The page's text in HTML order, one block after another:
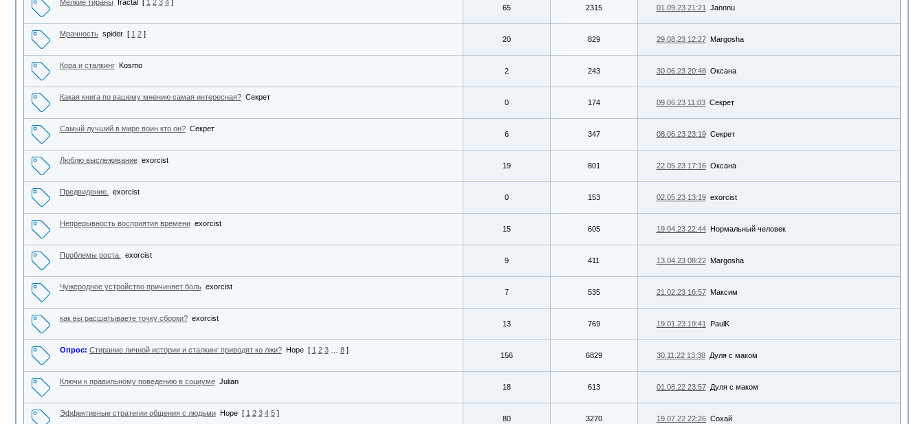
Мелкие тираны fractal [ 1 2 3 4 ]
65 2315 01.09.23 21:21 Jannnu
Мрачность spider [ 1 2 ]
20 829 29.08.23 12:27 Margosha
Кора и сталкинг Kosmo
2 243 30.06.23 20:48 Оксана
Какая книга по вашему мнению самая интересная? Секрет
0 174 09.06.23 11:03 Секрет
Самый лучший в мире воин кто он? Секрет
6 347 08.06.23 23:19 Секрет
Люблю выслеживание exorcist
19 801 22.05.23 17:16 Оксана
Предвидение. exorcist
0 153 02.05.23 13:19 exorcist
Непрерывность восприятия времени exorcist
15 605 19.04.23 22:44 Нормальный человек
Проблемы роста. exorcist
9 411 13.04.23 08:22 Margosha
Чужеродное устройство причиняет боль exorcist
7 535 21.02.23 16:57 Максим
как вы расшатываете точку сборки? exorcist
13 769 19.01.23 19:41 PaulK
Опрос: Стирание личной истории и сталкинг приводят ко лжи? Hope [ 1 2 3 8 ]
156 6829 30.11.22 13:38 Дуля с маком
Ключи к правильному поведению в социуме Julian
18 613 01.08.22 23:57 Дуля с маком
Эффективные стратегии общения с людьми Hope [ 1 2 3 4 5 ]
80 3270 19.07.22 22:26 Сохай